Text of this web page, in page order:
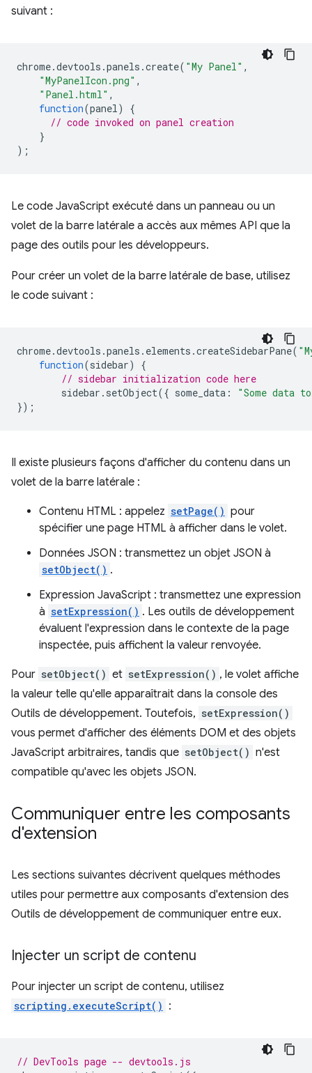
suivant :
chrome.devtools .panels .create( "My Panel" ,
"MyPanelIcon.png" ,
"Panel.html" ,
function(panel)
{
// code invoked on panel creation
}
);
Le code JavaScript exécuté dans un panneau ou un
volet de la barre latérale a accès aux mêmes API que la
page des outils pour les développeurs.
Pour créer un volet de la barre latérale de base, utilisez
le code suivant :
chrome.devtools .panels . elements .createSidebarPane(
function(sidebar)
{
// sidebar initialization code here
sidebar . setObject({ some_data :
"Some data
});
Il existe plusieurs façons d'afficher du contenu dans un
volet de la barre latérale :
Contenu HTML : appelez setPage() pour
spécifier une page HTML à afficher dans le volet.
Données JSON : transmettez un objet JSON à
setObject() .
Expression JavaScript : transmettez une expression
à setExpression() . Les outils de développement
évaluent l'expression dans le contexte de la page
inspectée, puis affichent la valeur renvoyée.
Pour setObject() et setExpression() , le volet affiche
la valeur telle qu'elle apparaîtrait dans la console des
Outils de développement. Toutefois, setExpression()
vous permet d'afficher des éléments DOM et des objets
JavaScript arbitraires, tandis que setObject() n'est
compatible qu'avec les objets JSON.
Communiquer entre les composants
d'extension
Les sections suivantes décrivent quelques méthodes
utiles pour permettre aux composants d'extension des
Outils de développement de communiquer entre eux.
Injecter un script de contenu
Pour injecter un script de contenu, utilisez
scripting.executeScript() :
// DevTools page -- devtools.js